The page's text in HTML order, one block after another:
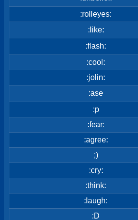
:rolleyes:
:like:
:flash:
:cool:
:jolin:
:ase
:p
:fear:
:agree:
;)
:cry:
:think:
:laugh:
:D